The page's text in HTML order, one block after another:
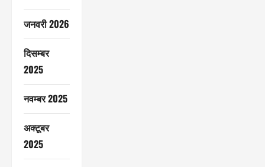
जनवरी 2026
दिसम्बर
2025
नवम्बर 2025
अक्टूबर
2025